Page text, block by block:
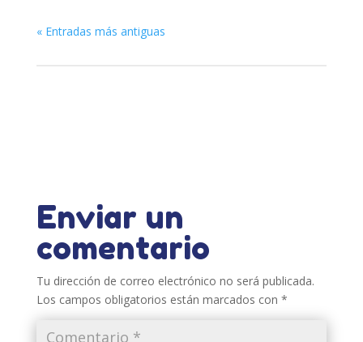
« Entradas más antiguas
Enviar un
comentario
Tu dirección de correo electrónico no será publicada.
Los campos obligatorios están marcados con *